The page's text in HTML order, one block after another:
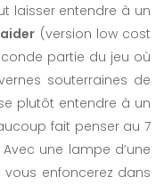
laisser entendre à un
(version low cost
partie du jeu où
souterraines de
plutôt entendre à un
fait penser au 7
une lampe d’une
enfoncerez dans